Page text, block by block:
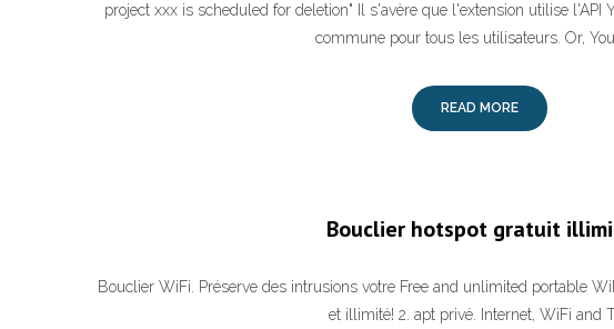
project xxx is scheduled for deletion" Il s'avère que l'extension utilise l'API
commune pour tous les utilisateurs. Or,
READ MORE
Bouclier hotspot gratuit
Bouclier WiFi. Préserve des intrusions votre Free and unlimited portable
et illimité! 2. apt privé. Internet, WiFi and